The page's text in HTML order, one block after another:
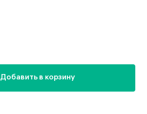
Добавить в корзину